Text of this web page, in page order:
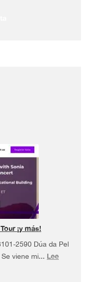
¡y más!
2590 Dúa da Pel
viene mi... Lee